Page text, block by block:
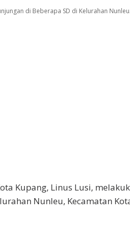
di Beberapa SD di Kelurahan
Kupang, Linus Lusi,
Nunleu, Kecamatan